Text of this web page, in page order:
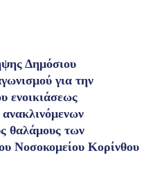
Δημόσιου
για την
ενοικιάσεως
θαλάμους των
Νοσοκομείου Κορίνθου